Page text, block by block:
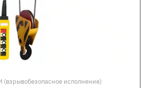
исполнение)